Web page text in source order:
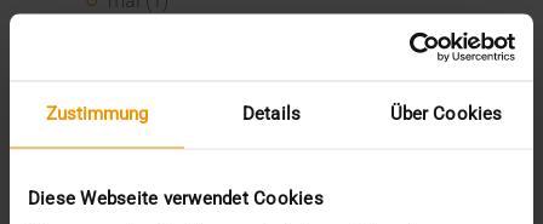
Zustimmung Details Über Cookies
Diese Webseite verwendet Cookies
novembre (2)
septembre (2)
juillet (2)